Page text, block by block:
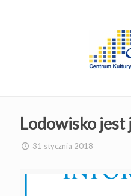
Lodowisko jest
31 stycznia 2018